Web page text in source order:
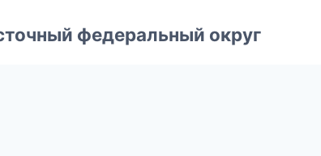
федеральный округ